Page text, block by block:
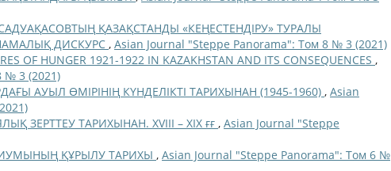
ҚАЗАҚСТАНДЫ «КЕҢЕСТЕНДІРУ» ТУРАЛЫ
ДИСКУРС , Asian Journal "Steppe Panorama": Том 8 № 3 (2021)
OF HUNGER 1921-1922 IN KAZAKHSTAN AND ITS CONSEQUENCES ,
№ 3 (2021)
АУЫЛ ӨМІРІНІҢ КҮНДЕЛІКТІ ТАРИХЫНАН (1945-1960) , Asian
ЗЕРТТЕУ ТАРИХЫНАН. ХVІІІ – ХІХ ғғ , Asian Journal "Steppe
ҚҰРЫЛУ ТАРИХЫ , Asian Journal "Steppe Panorama": Том 6 №